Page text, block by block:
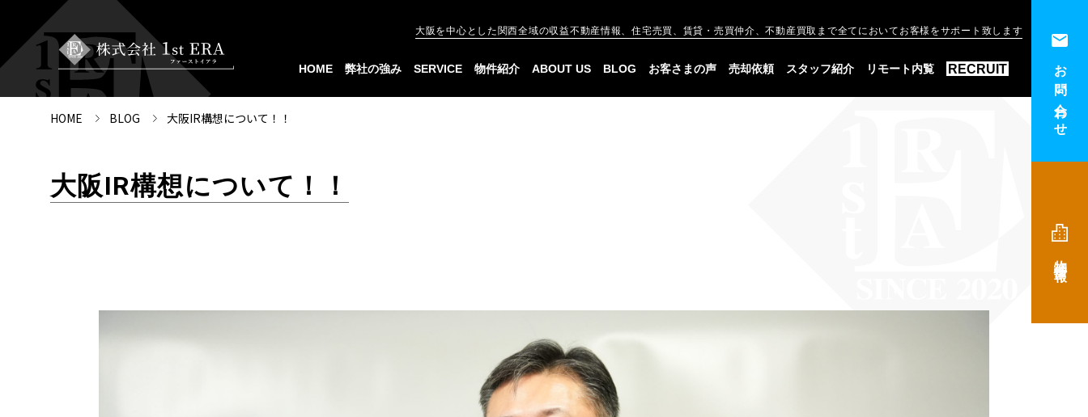
大阪を中心とした関西全域の収益不動産情報、住宅売買、賃貸・売買仲介、不動産買取まで全てにおいてお客様をサポート致します
HOME 弊社の強み SERVICE 物件紹介 ABOUT US BLOG お客さまの声 売却依頼 スタッフ紹介 リモート内覧 RECRUIT お問い合わせ
HOME BLOG 大阪IR構想について！！
大阪IR構想について！！